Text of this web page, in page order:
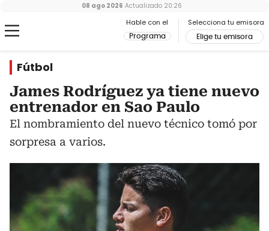
Hable con el
Programa
Selecciona tu emisora
Elige tu emisora
08 ago 2026 Actualizado 20:26
Fútbol
James Rodríguez ya tiene nuevo
entrenador en Sao Paulo
El nombramiento del nuevo técnico tomó por
sorpresa a varios.